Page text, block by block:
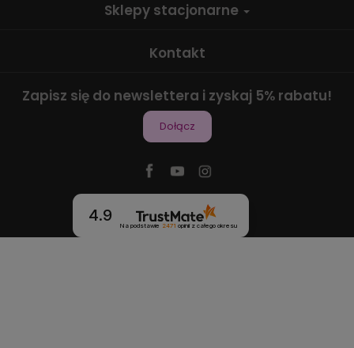
Sklepy stacjonarne
Kontakt
Zapisz się do newslettera i zyskaj 5% rabatu!
Dołącz
4.9
Na podstawie 2471 opinii z całego okresu